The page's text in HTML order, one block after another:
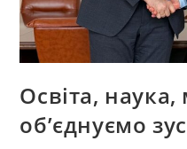
Освіта, наука,
об’єднуємо